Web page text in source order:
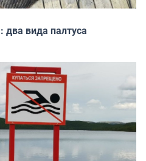
два вида палтуса